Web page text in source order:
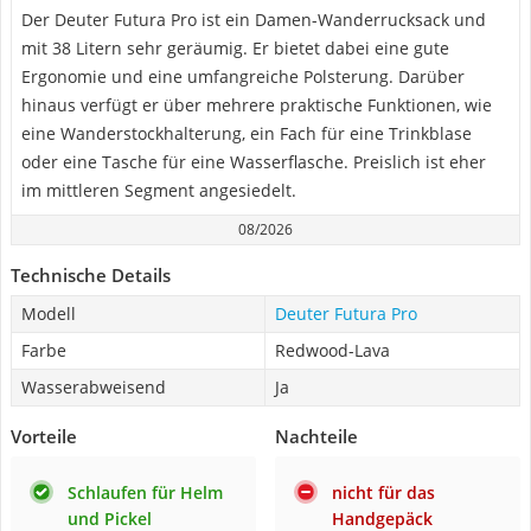
Der Deuter Futura Pro ist ein Damen-Wanderrucksack und
mit 38 Litern sehr geräumig. Er bietet dabei eine gute
Ergonomie und eine umfangreiche Polsterung. Darüber
hinaus verfügt er über mehrere praktische Funktionen, wie
eine Wanderstockhalterung, ein Fach für eine Trinkblase
oder eine Tasche für eine Wasserflasche. Preislich ist eher
im mittleren Segment angesiedelt.
08/2026
Technische Details
Modell
Deuter Futura Pro
Farbe
Redwood-Lava
Wasserabweisend
Ja
Vorteile
Schlaufen für Helm
und Pickel
Nachteile
nicht für das
Handgepäck